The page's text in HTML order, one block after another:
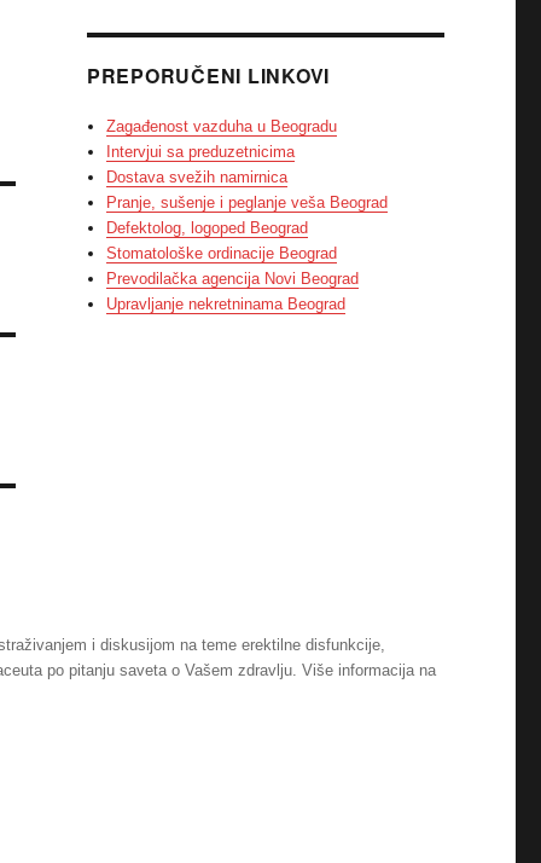
PREPORUČENI LINKOVI
Zagađenost vazduha u Beogradu
Intervjui sa preduzetnicima
Dostava svežih namirnica
Pranje, sušenje i peglanje veša Beograd
Defektolog, logoped Beograd
Stomatološke ordinacije Beograd
Prevodilačka agencija Novi Beograd
Upravljanje nekretninama Beograd
i diskusijom na teme erektilne disfunkcije,
po pitanju saveta o Vašem zdravlju. Više informacija na